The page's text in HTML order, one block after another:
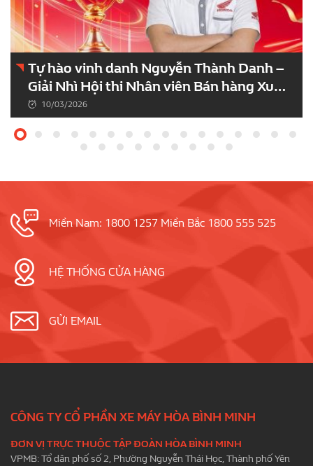
Tự hào vinh danh Nguyễn Thành Danh –
Giải Nhì Hội thi Nhân viên Bán hàng Xuất
sắc kỳ 102.
10/03/2026
Miền Nam: 1800 1257 Miền Bắc 1800 555 525
HỆ THỐNG CỬA HÀNG
GỬI EMAIL
CÔNG TY CỔ PHẦN XE MÁY HÒA BÌNH MINH
ĐƠN VỊ TRỰC THUỘC TẬP ĐOÀN HÒA BÌNH MINH
VPMB: Tổ dân phố số 2, Phường Nguyễn Thái Học, Thành phố Yên